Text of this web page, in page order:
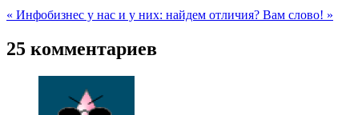
« Инфобизнес у нас и у них: найдем отличия? Вам слово! »
25 комментариев